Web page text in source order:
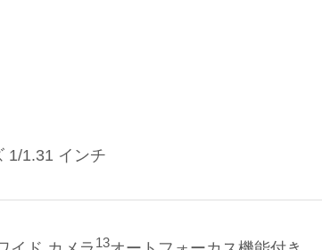
1/1.31 インチ
13